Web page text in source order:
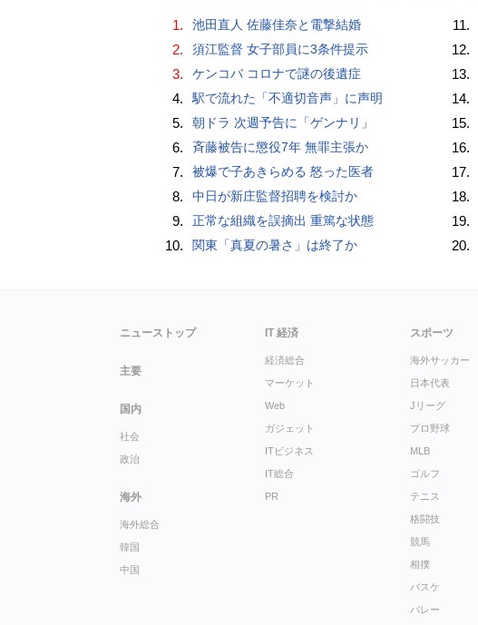
1. 池田直人 佐藤佳奈と電撃結婚
2. 須江監督 女子部員に3条件提示
3. ケンコバ コロナで謎の後遺症
4. 駅で流れた「不適切音声」に声明
5. 朝ドラ 次週予告に「ゲンナリ」
6. 斉藤被告に懲役7年 無罪主張か
7. 被爆で子あきらめる 怒った医者
8. 中日が新庄監督招聘を検討か
9. 正常な組織を誤摘出 重篤な状態
10. 関東「真夏の暑さ」は終了か
11.
12.
13.
14.
15.
16.
17.
18.
19.
20.
ニューストップ
主要
国内
社会
政治
海外
海外総合
韓国
中国
IT 経済
経済総合
マーケット
Web
ガジェット
ITビジネス
IT総合
PR
スポーツ
海外サッカー
日本代表
Jリーグ
プロ野球
MLB
ゴルフ
テニス
格闘技
競馬
相撲
バスケ
バレー